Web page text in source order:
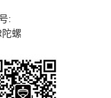
:
螺